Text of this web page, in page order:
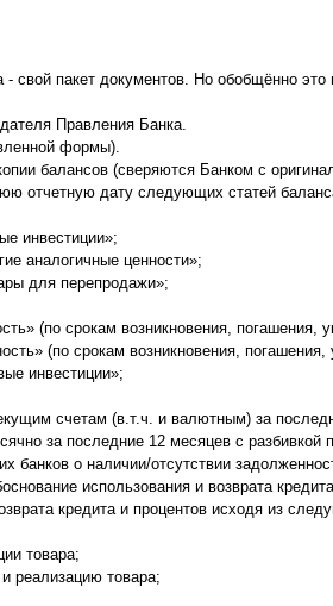
свой пакет документов. Но обобщённо это
Правления Банка.
формы).
балансов (сверяются Банком с
отчетную дату следующих статей
инвестиции»;
аналогичные ценности»;
для перепродажи»;
(по срокам возникновения, погашения,
(по срокам возникновения,
инвестиции»;
счетам (в.т.ч. и валютным) за
за последние 12 месяцев с разбивкой
банков о наличии/отсутствии
использования и возврата
кредита и процентов исходя из
товара;
реализацию товара;